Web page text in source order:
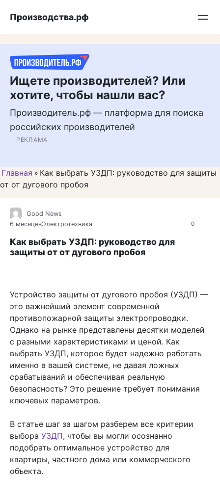
Подписывайтесь на нас в MAX
Производства.рф
Ищете производителей? Или
хотите, чтобы нашли вас?
Производитель.рф — платформа для поиска
российских производителей
РЕКЛАМА
Главная » Как выбрать УЗДП: руководство для защиты
от от дугового пробоя
0
Good News
6 месяцевЭлектротехника
Как выбрать УЗДП: руководство для
защиты от от дугового пробоя
Устройство защиты от дугового пробоя (УЗДП) —
это важнейший элемент современной
противопожарной защиты электропроводки.
Однако на рынке представлены десятки моделей
с разными характеристиками и ценой. Как
выбрать УЗДП, которое будет надежно работать
именно в вашей системе, не давая ложных
срабатываний и обеспечивая реальную
безопасность? Это решение требует понимания
ключевых параметров.
В статье шаг за шагом разберем все критерии
выбора УЗДП, чтобы вы могли осознанно
подобрать оптимальное устройство для
квартиры, частного дома или коммерческого
объекта.